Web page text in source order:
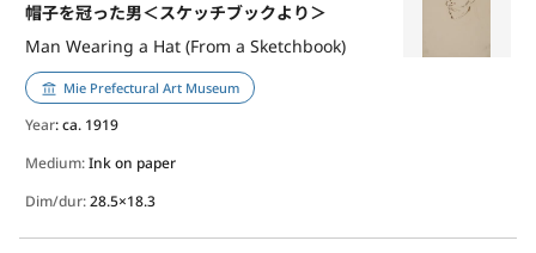
帽子を冠った男＜スケッチブックより＞
Man Wearing a Hat (From a Sketchbook)
Mie Prefectural Art Museum
Year: ca. 1919
Medium:Ink on paper
Dim/dur:28.5×18.3